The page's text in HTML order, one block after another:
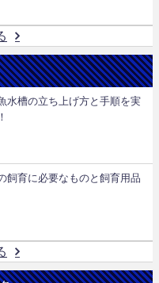
水槽の立ち上げ方と手順を実
飼育に必要なものと飼育用品